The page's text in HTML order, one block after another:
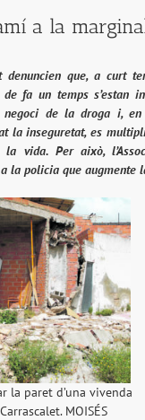
a la
denuncien que, a curt
fa un temps s’estan
de la droga i, en
la inseguretat, es
vida. Per això,
la policia que augmente
la paret d’una vivenda
MOISÉS